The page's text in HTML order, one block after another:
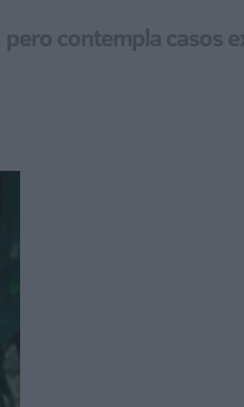
contempla casos